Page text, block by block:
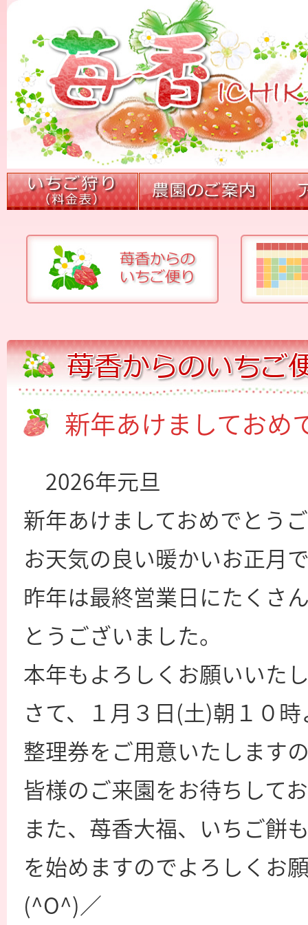
新年あけましておめ
2026年元旦
新年あけましておめでとう
お天気の良い暖かいお正月
昨年は最終営業日にたくさ
とうございました。
本年もよろしくお願いいた
さて、１月３日(土)朝１０
整理券をご用意いたします
皆様のご来園をお待ちして
また、苺香大福、いちご餅
を始めますのでよろしくお
(^O^)／